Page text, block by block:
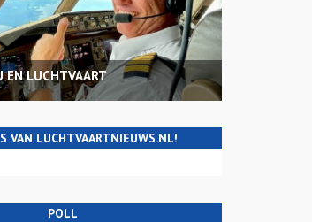
EN LUCHTVAART
VAN LUCHTVAARTNIEUWS.NL!
POLL